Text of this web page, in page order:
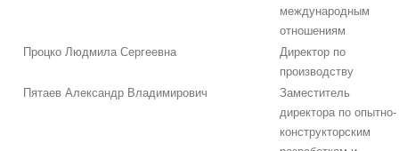
международным
отношениям
Процко Людмила Сергеевна
Директор по
производству
Пятаев Александр Владимирович
Заместитель
директора по опытно-
конструкторским